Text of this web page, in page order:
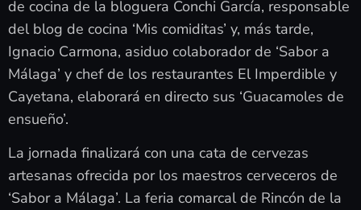
de cocina de la bloguera Conchi García, responsable
del blog de cocina ‘Mis comiditas’ y, más tarde,
Ignacio Carmona, asiduo colaborador de ‘Sabor a
Málaga’ y chef de los restaurantes El Imperdible y
Cayetana, elaborará en directo sus ‘Guacamoles de
ensueño’.
La jornada finalizará con una cata de cervezas
artesanas ofrecida por los maestros cerveceros de
‘Sabor a Málaga’. La feria comarcal de Rincón de la